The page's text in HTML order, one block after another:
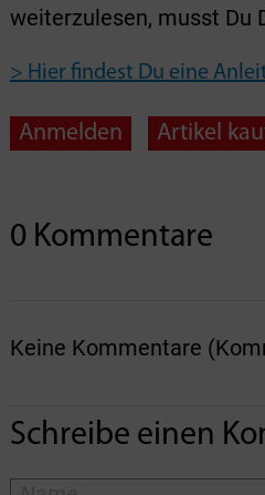
weiterzulesen, musst Du
> Hier findest Du eine
Anmelden Artikel
0 Kommentare
Keine Kommentare
Schreibe einen